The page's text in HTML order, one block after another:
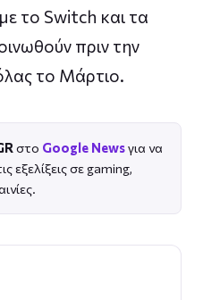
το Switch και τα
πριν την
το Μάρτιο.
στο Google Newsγια να
εξελίξεις σε gaming,